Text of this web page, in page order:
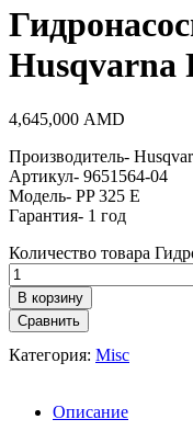
Husqvarna
4,645,000 AMD
Производитель-
Артикул- 9651564-04
Модель- PP 325 E
Гарантия- 1 год
Количество товара
В корзину
Сравнить
Категория: Misc
Описание